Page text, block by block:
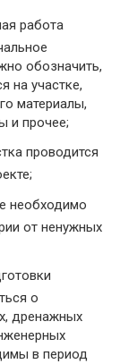
работа
обозначить,
на участке,
материалы,
и прочее;
проводится
необходимо
от ненужных
о
дренажных
в период